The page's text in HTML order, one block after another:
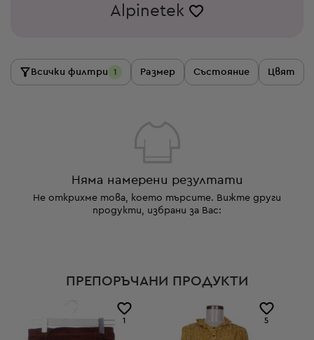
Alpinetek
Всички филтри 1 Размер Състояние Цвят
Няма намерени резултати
Не открихме това, което търсите. Вижте други
продукти, избрани за Вас:
ПРЕПОРЪЧАНИ ПРОДУКТИ
1 5